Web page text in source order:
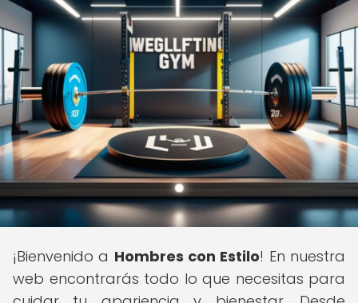
¡Bienvenido a Hombres con Estilo! En nuestra
web encontrarás todo lo que necesitas para